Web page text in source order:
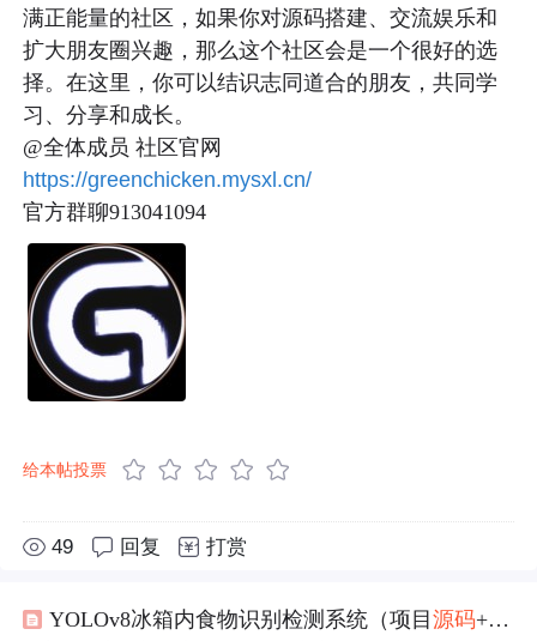
满正能量的社区，如果你对源码搭建、交流娱乐和
扩大朋友圈兴趣，那么这个社区会是一个很好的选
择。在这里，你可以结识志同道合的朋友，共同学
习、分享和成长。
https://greenchicken.mysxl.cn/
官方群聊913041094
给本帖投票
49 回复 打赏
YOLOv8冰箱内食物识别检测系统（项目源码+YOLO数据集+模型权重+UI界面+python+深度学习+环境配置）